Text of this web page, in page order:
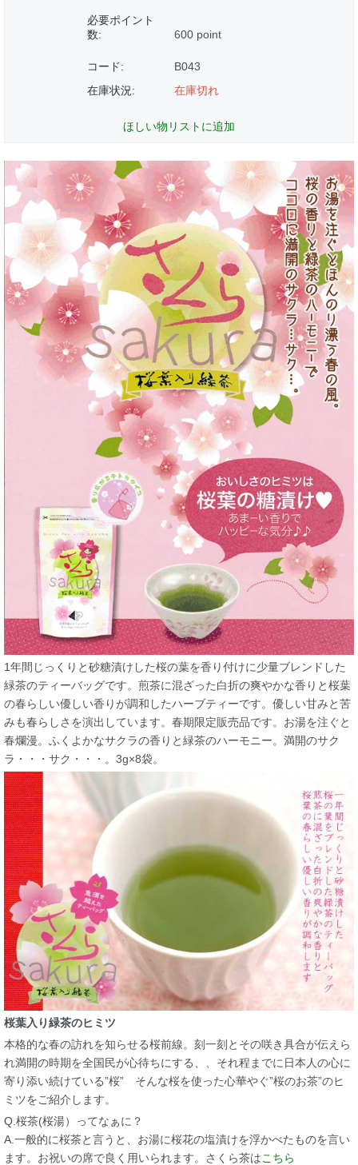
必要ポイント
数:
600 point
コード:
B043
在庫状況:
在庫切れ
ほしい物リストに追加
1年間じっくりと砂糖漬けした桜の葉を香り付けに少量ブレンドした
緑茶のティーバッグです。煎茶に混ざった白折の爽やかな香りと桜葉
の春らしい優しい香りが調和したハーブティーです。優しい甘みと苦
みも春らしさを演出しています。春期限定販売品です。お湯を注ぐと
春爛漫。ふくよかなサクラの香りと緑茶のハーモニー。満開のサク
ラ・・・サク・・・。3g×8袋。
桜葉入り緑茶のヒミツ
本格的な春の訪れを知らせる桜前線。刻一刻とその咲き具合が伝えら
れ満開の時期を全国民が心待ちにする、、それ程までに日本人の心に
寄り添い続けている”桜” そんな桜を使った心華やぐ”桜のお茶”のヒ
ミツをご紹介します。
Q.桜茶(桜湯）ってなぁに？
A.一般的に桜茶と言うと、お湯に桜花の塩漬けを浮かべたものを言い
ます。お祝いの席で良く用いられます。さくら茶はこちら